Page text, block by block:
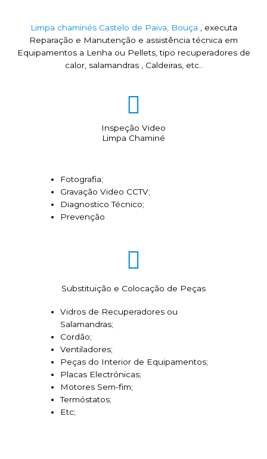
Limpa chaminés Castelo de Paiva, Bouça , executa
Reparação e Manutenção e assistência técnica em
Equipamentos a Lenha ou Pellets, tipo recuperadores de
calor, salamandras , Caldeiras, etc..
Inspeção Video
Limpa Chaminé
Fotografia;
Gravação Video CCTV;
Diagnostico Técnico;
Prevenção
Substituição e Colocação de Peças
Vidros de Recuperadores ou
Salamandras;
Cordão;
Ventiladores;
Peças do Interior de Equipamentos;
Placas Electrónicas;
Motores Sem-fim;
Termóstatos;
Etc;